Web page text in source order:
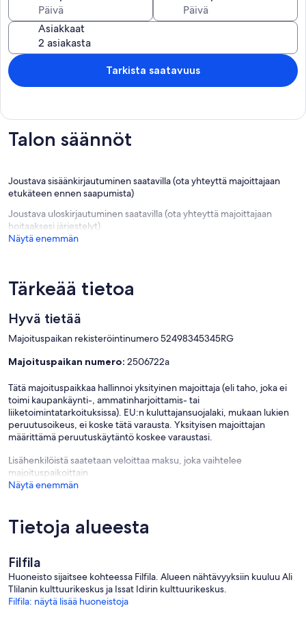
Asiakkaat
Tarkista saatavuus
Talon säännöt
Joustava sisäänkirjautuminen saatavilla (ota yhteyttä majoittajaan
etukäteen ennen saapumista)
Joustava uloskirjautuminen saatavilla (ota yhteyttä majoittajaan
hoitaaksesi järjestelyt)
Näytä enemmän
Tärkeää tietoa
Hyvä tietää
Majoituspaikan rekisteröintinumero 52498345345RG
Majoituspaikan numero: 2506722a
Tätä majoituspaikkaa hallinnoi yksityinen majoittaja (eli taho, joka ei
toimi kaupankäynti-, ammatinharjoittamis- tai
liiketoimintatarkoituksissa). EU:n kuluttajansuojalaki, mukaan lukien
peruutusoikeus, ei koske tätä varausta. Yksityisen majoittajan
määrittämä peruutuskäytäntö koskee varaustasi.
Lisähenkilöistä saatetaan veloittaa maksu, joka vaihtelee
majoituspaikoittain
Näytä enemmän
Tietoja alueesta
Filfila
Huoneisto sijaitsee kohteessa Filfila. Alueen nähtävyyksiin kuuluu Ali
Tlilanin kulttuurikeskus ja Issat Idirin kulttuurikeskus.
Filfila: näytä lisää huoneistoja